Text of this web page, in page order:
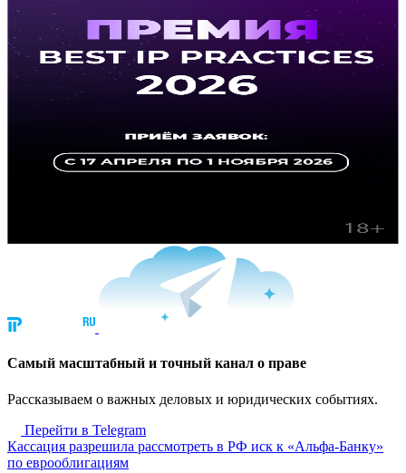
Cамый масштабный и точный канал о праве
Рассказываем о важных деловых и юридических событиях.
Перейти в Telegram
Кассация разрешила рассмотреть в РФ иск к «Альфа-Банку»
по еврооблигациям